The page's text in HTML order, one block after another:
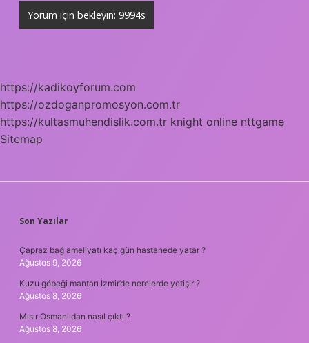
https://kadikoyforum.com
https://ozdoganpromosyon.com.tr
https://kultasmuhendislik.com.tr knight online nttgame
Sitemap
SIDEBAR
Son Yazılar
Çapraz bağ ameliyatı kaç gün hastanede yatar ?
Ağustos 9, 2026
Kuzu göbeği mantarı İzmir’de nerelerde yetişir ?
Ağustos 8, 2026
Mısır Osmanlıdan nasıl çıktı ?
Ağustos 8, 2026